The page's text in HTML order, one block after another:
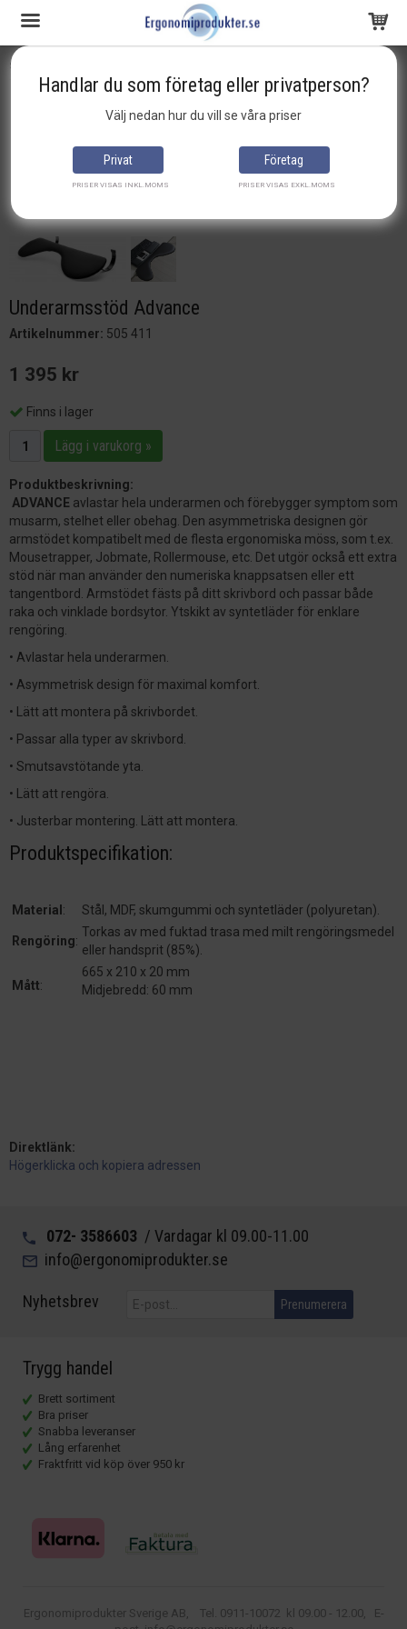
Produkten har blivit tillagd i varukorgen
Startsida
Underarmsstöd Advance
Artikelnummer: 505 411
1 395 kr
Finns i lager
Lägg i varukorg »
Produktbeskrivning:
ADVANCE avlastar hela underarmen och förebygger symptom som
musarm, stelhet eller obehag. Den asymmetriska designen gör
armstödet kompatibelt med de flesta ergonomiska möss, som t.ex.
Mousetrapper, Jobmate, Rollermouse, etc. Det utgör också ett extra
stöd när man använder den numeriska knappsatsen eller ett
tangentbord. Armstödet fästs på ditt skrivbord och passar både
raka och vinklade bordsytor. Ytskikt av syntetläder för enklare
rengöring.
• Avlastar hela underarmen.
• Asymmetrisk design för maximal komfort.
• Lätt att montera på skrivbordet.
• Passar alla typer av skrivbord.
• Smutsavstötande yta.
• Lätt att rengöra.
• Justerbar montering. Lätt att montera.
Produktspecifikation:
Material : Stål, MDF, skumgummi och syntetläder (polyuretan).
Rengöring:
Torkas av med fuktad trasa med milt rengöringsmedel
eller handsprit (85%).
Mått:
665 x 210 x 20 mm
Midjebredd: 60 mm
Direktlänk:
Högerklicka och kopiera adressen
072- 3586603 / Vardagar kl 09.00-11.00
info@ergonomiprodukter.se
Nyhetsbrev Prenumerera
Trygg handel
Brett sortiment
Bra priser
Snabba leveranser
Lång erfarenhet
Fraktfritt vid köp över 950 kr
Ergonomiprodukter Sverige AB, Tel. 0911-10072 kl 09.00 - 12.00, E-
Handlar du som företag eller privatperson?
Välj nedan hur du vill se våra priser
Privat
PRISER VISAS INKL.MOMS
Företag
PRISER VISAS EXKL.MOMS